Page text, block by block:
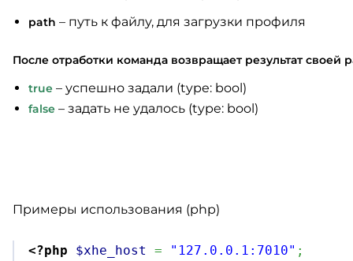
path – путь к файлу, для загрузки профиля
После отработки команда возвращает результат своей
true – успешно задали (type: bool)
false – задать не удалось (type: bool)
Примеры использования (php)
<?php $xhe_host = "127.0.0.1:7010" ;